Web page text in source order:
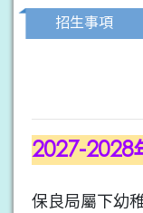
招生事項
2027-2028
保良局屬下幼